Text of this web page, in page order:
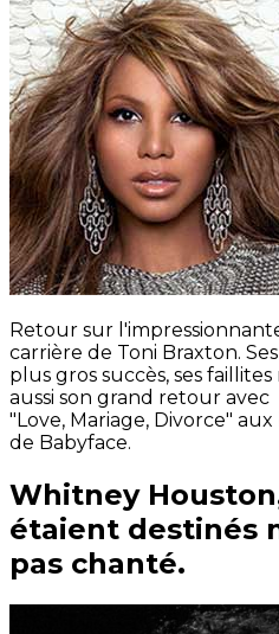
Retour sur
carrière de Toni Braxton. Ses
plus gros succès, ses faillites
aussi son grand retour avec
"Love, Mariage, Divorce" aux
de Babyface.
Whitney
étaient destinés
pas chanté.